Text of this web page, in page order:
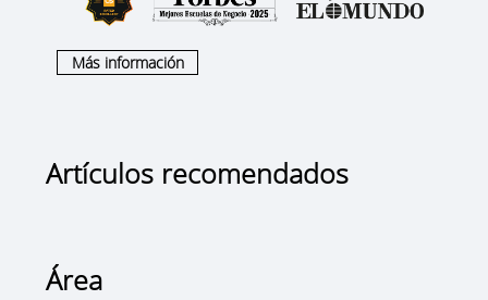
Más información
Artículos recomendados
Área